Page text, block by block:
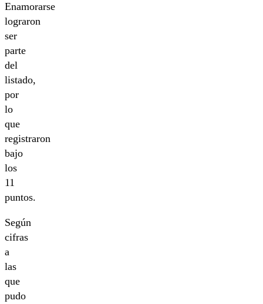
Enamorarse
lograron
ser
parte
del
listado,
por
lo
que
registraron
bajo
los
11
puntos.
Según
cifras
a
las
que
pudo